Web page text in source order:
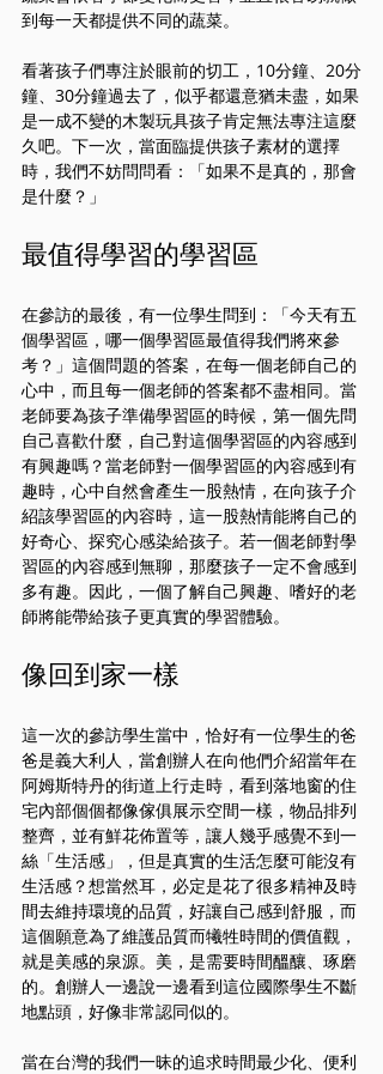
到每一天都提供不同的蔬菜。
看著孩子們專注於眼前的切工，10分鐘、20分
鐘、30分鐘過去了，似乎都還意猶未盡，如果
是一成不變的木製玩具孩子肯定無法專注這麼
久吧。下一次，當面臨提供孩子素材的選擇
時，我們不妨問問看：「如果不是真的，那會
是什麼？」
最值得學習的學習區
在參訪的最後，有一位學生問到：「今天有五
個學習區，哪一個學習區最值得我們將來參
考？」這個問題的答案，在每一個老師自己的
心中，而且每一個老師的答案都不盡相同。當
老師要為孩子準備學習區的時候，第一個先問
自己喜歡什麼，自己對這個學習區的內容感到
有興趣嗎？當老師對一個學習區的內容感到有
趣時，心中自然會產生一股熱情，在向孩子介
紹該學習區的內容時，這一股熱情能將自己的
好奇心、探究心感染給孩子。若一個老師對學
習區的內容感到無聊，那麼孩子一定不會感到
多有趣。因此，一個了解自己興趣、嗜好的老
師將能帶給孩子更真實的學習體驗。
像回到家一樣
這一次的參訪學生當中，恰好有一位學生的爸
爸是義大利人，當創辦人在向他們介紹當年在
阿姆斯特丹的街道上行走時，看到落地窗的住
宅內部個個都像傢俱展示空間一樣，物品排列
整齊，並有鮮花佈置等，讓人幾乎感覺不到一
絲「生活感」，但是真實的生活怎麼可能沒有
生活感？想當然耳，必定是花了很多精神及時
間去維持環境的品質，好讓自己感到舒服，而
這個願意為了維護品質而犧牲時間的價值觀，
就是美感的泉源。美，是需要時間醞釀、琢磨
的。創辦人一邊說一邊看到這位國際學生不斷
地點頭，好像非常認同似的。
當在台灣的我們一昧的追求時間最少化、便利